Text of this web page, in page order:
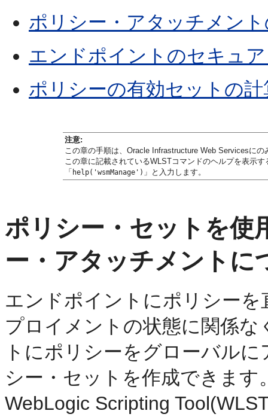
ポリシー・アタッチメン
エンドポイントのセキュ
ポリシーの有効セットの計
注意:
この章の手順は、Oracle Infrastructure Web Servicesにの
この章に記載されているWLSTコマンドのヘルプを表示
「 help('wsmManage') 」と入力します。
ポリシー・セットを使
ー・アタッチメントに
エンドポイントにポリシー
プロイメントの状態に関係
トにポリシーをグローバル
シー・セットを作成できま
WebLogic Scripting